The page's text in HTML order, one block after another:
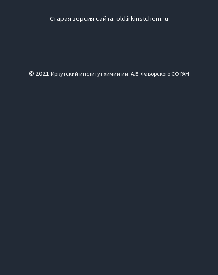
Старая версия сайта: old.irkinstchem.ru
© 2021 Иркутский институт химии им. А.Е. Фаворского СО РАН